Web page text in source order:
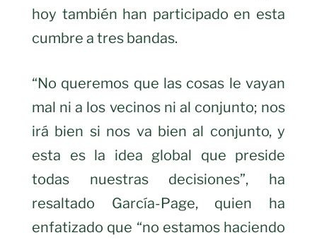
hoy también han participado en esta
cumbre a tres bandas.
“No queremos que las cosas le vayan
mal ni a los vecinos ni al conjunto; nos
irá bien si nos va bien al conjunto, y
esta es la idea global que preside
todas nuestras decisiones”, ha
resaltado García-Page, quien ha
enfatizado que “no estamos haciendo